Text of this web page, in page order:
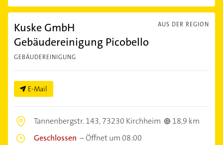
AUS DER REGION
Kuske GmbH
Gebäudereinigung Picobello
GEBÄUDEREINIGUNG
E-Mail
Tannenbergstr. 143,73230 Kirchheim
18,9 km
Geschlossen –Öffnet um 08:00